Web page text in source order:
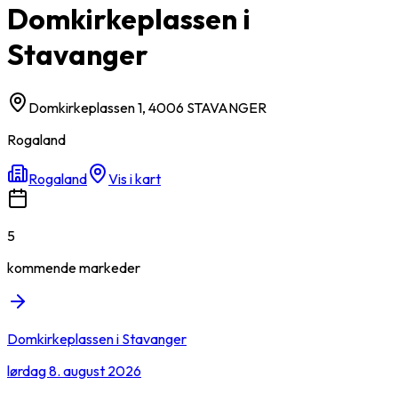
Domkirkeplassen i
Stavanger
Domkirkeplassen 1, 4006 STAVANGER
Rogaland
Rogaland Vis i kart
5
kommendemarkeder
Domkirkeplassen i Stavanger
lørdag 8. august 2026